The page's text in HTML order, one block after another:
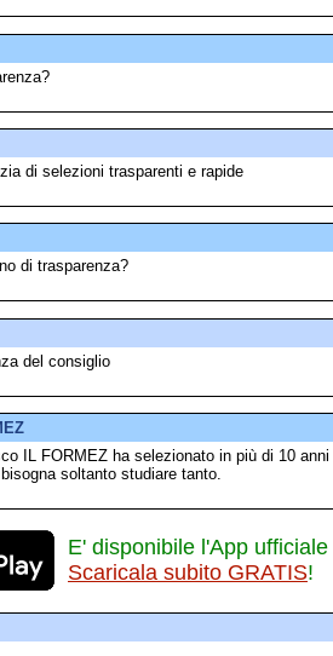
di selezioni trasparenti e rapide
di trasparenza?
del consiglio
IL FORMEZ ha selezionato in più di 10
soltanto studiare tanto.
E' disponibile l'App ufficiale
Scaricala subito GRATIS!